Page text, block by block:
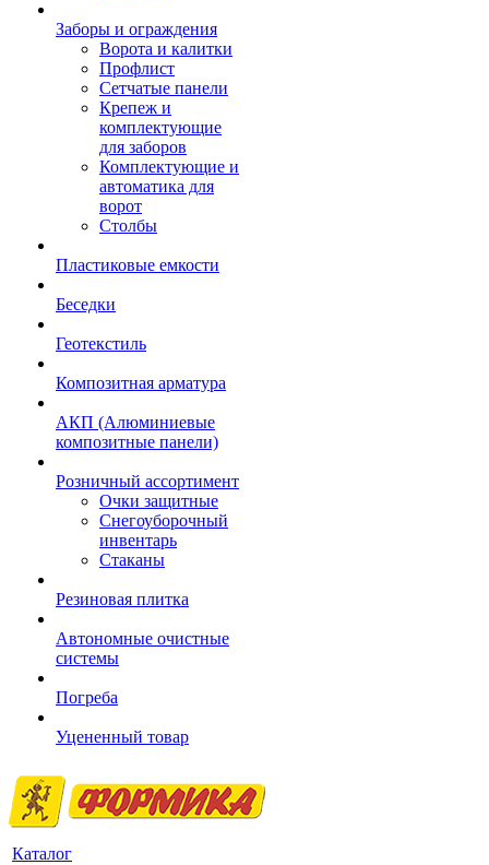
Заборы и ограждения
Ворота и калитки
Профлист
Сетчатые панели
Крепеж и
комплектующие
для заборов
Комплектующие и
автоматика для
ворот
Столбы
Пластиковые емкости
Беседки
Геотекстиль
Композитная арматура
АКП (Алюминиевые
композитные панели)
Розничный ассортимент
Очки защитные
Снегоуборочный
инвентарь
Стаканы
Резиновая плитка
Автономные очистные
системы
Погреба
Уцененный товар
Каталог